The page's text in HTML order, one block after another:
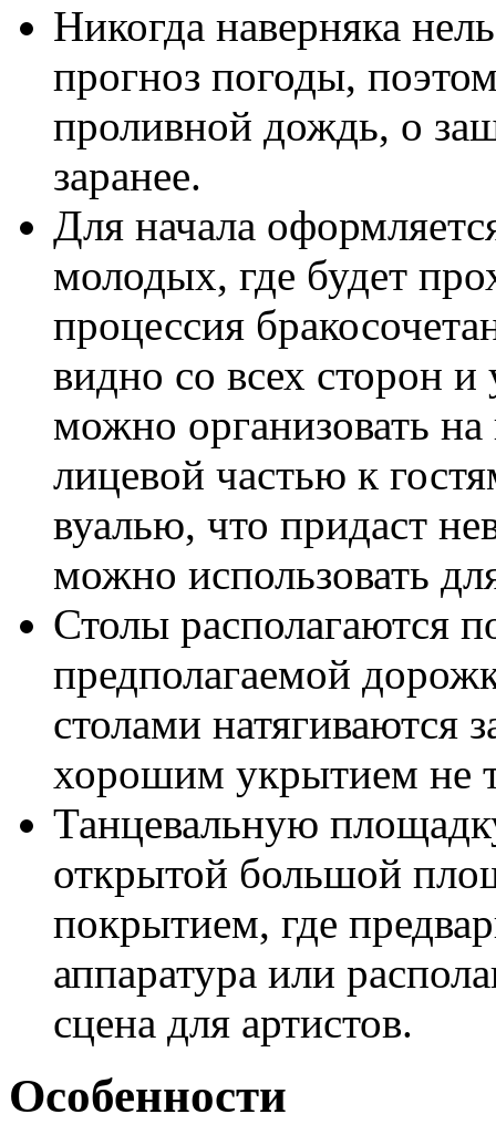
Никогда наверняка
прогноз погоды,
проливной дождь, о
заранее.
Для начала
молодых, где будет
процессия
видно со всех сторон
можно организовать
лицевой частью к
вуалью, что придаст
можно использовать
Столы располагаются
предполагаемой
столами натягиваются
хорошим укрытием не
Танцевальную
открытой большой
покрытием, где
аппаратура или
сцена для артистов.
Особенности